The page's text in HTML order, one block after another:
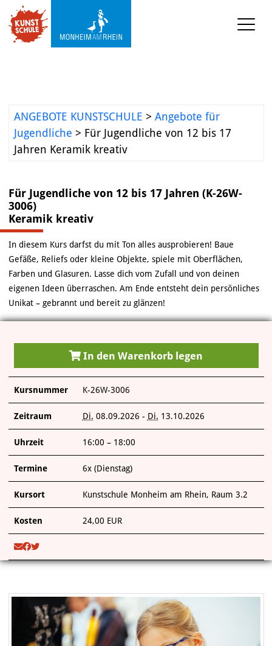
Kooperationen
Städtepartnerschaft
Mediathek
VERANSTALTUNGEN
KUNSTWERKSTATT TURMSTRASSE
KUNSTVERMITTLUNG
ÜBER UNS
ANGEBOTE KUNSTSCHULE > Angebote für
Jugendliche > Für Jugendliche von 12 bis 17
Jahren Keramik kreativ
Für Jugendliche von 12 bis 17 Jahren (K-26W-
3006)
Keramik kreativ
In diesem Kurs darfst du mit Ton alles ausprobieren! Baue
Gefäße, Reliefs oder kleine Objekte, spiele mit Oberflächen,
Farben und Glasuren. Lasse dich vom Zufall und von deinen
eigenen Ideen überraschen. Am Ende entsteht dein persönliches
Unikat – gebrannt und bereit zu glänzen!
In den Warenkorb legen
Kursnummer K-26W-3006
Zeitraum Di. 08.09.2026 - Di. 13.10.2026
Uhrzeit 16:00 – 18:00
Termine 6x (Dienstag)
Kursort Kunstschule Monheim am Rhein, Raum 3.2
Kosten 24,00 EUR